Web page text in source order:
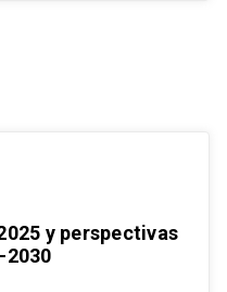
y perspectivas